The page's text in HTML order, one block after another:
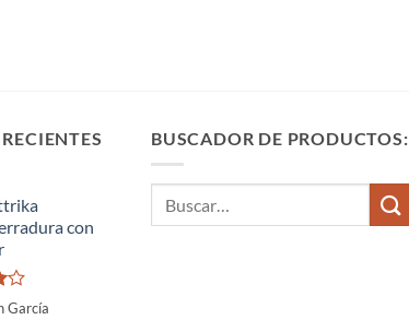
con
García
BUSCADOR DE PRODUCTOS: